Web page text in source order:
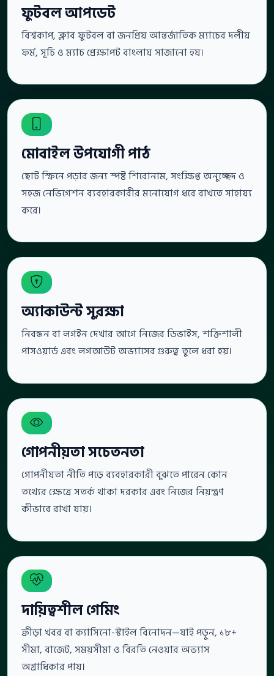
ফুটবল আপডেট
বিশ্বকাপ, ক্লাব ফুটবল বা জনপ্রিয় আন্তর্জাতিক ম্যাচের দলীয়
ফর্ম, সূচি ও ম্যাচ প্রেক্ষাপট বাংলায় সাজানো হয়।
মোবাইল উপযোগী পাঠ
ছোট স্ক্রিনে পড়ার জন্য স্পষ্ট শিরোনাম, সংক্ষিপ্ত অনুচ্ছেদ ও
সহজ নেভিগেশন ব্যবহারকারীর মনোযোগ ধরে রাখতে সাহায্য
করে।
অ্যাকাউন্ট সুরক্ষা
নিবন্ধন বা লগইন দেখার আগে নিজের ডিভাইস, শক্তিশালী
পাসওয়ার্ড এবং লগআউট অভ্যাসের গুরুত্ব তুলে ধরা হয়।
গোপনীয়তা সচেতনতা
গোপনীয়তা নীতি পড়ে ব্যবহারকারী বুঝতে পারেন কোন
তথ্যের ক্ষেত্রে সতর্ক থাকা দরকার এবং নিজের নিয়ন্ত্রণ
কীভাবে রাখা যায়।
দায়িত্বশীল গেমিং
ক্রীড়া খবর বা ক্যাসিনো-স্টাইল বিনোদন—যাই পড়ুন, ১৮+
সীমা, বাজেট, সময়সীমা ও বিরতি নেওয়ার অভ্যাস
অগ্রাধিকার পায়।